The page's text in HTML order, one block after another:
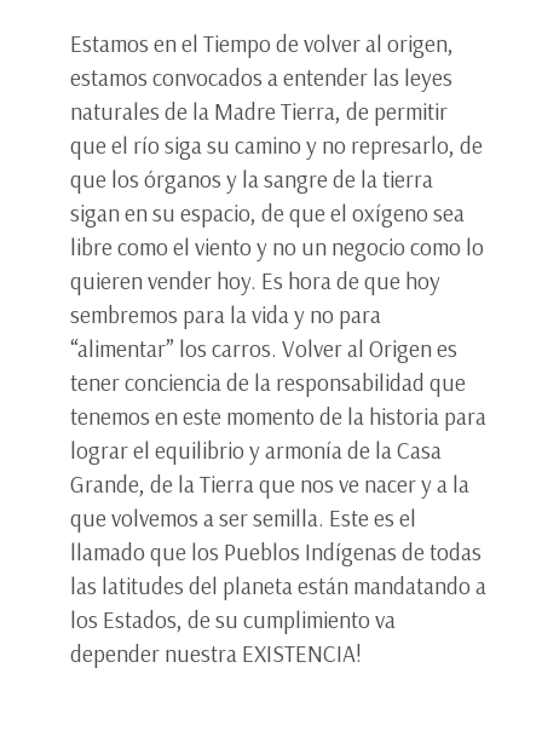
Estamos en el Tiempo de volver al origen,
estamos convocados a entender las leyes
naturales de la Madre Tierra, de permitir
que el río siga su camino y no represarlo, de
que los órganos y la sangre de la tierra
sigan en su espacio, de que el oxígeno sea
libre como el viento y no un negocio como lo
quieren vender hoy. Es hora de que hoy
sembremos para la vida y no para
“alimentar” los carros. Volver al Origen es
tener conciencia de la responsabilidad que
tenemos en este momento de la historia para
lograr el equilibrio y armonía de la Casa
Grande, de la Tierra que nos ve nacer y a la
que volvemos a ser semilla. Este es el
llamado que los Pueblos Indígenas de todas
las latitudes del planeta están mandatando a
los Estados, de su cumplimiento va
depender nuestra EXISTENCIA!